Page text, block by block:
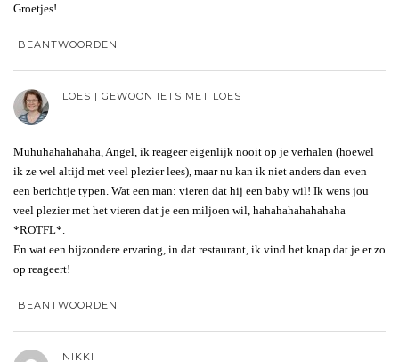
Groetjes!
BEANTWOORDEN
LOES | GEWOON IETS MET LOES
Muhuhahahahaha, Angel, ik reageer eigenlijk nooit op je verhalen (hoewel
ik ze wel altijd met veel plezier lees), maar nu kan ik niet anders dan even
een berichtje typen. Wat een man: vieren dat hij een baby wil! Ik wens jou
veel plezier met het vieren dat je een miljoen wil, hahahahahahahaha
*ROTFL*.
En wat een bijzondere ervaring, in dat restaurant, ik vind het knap dat je er zo
op reageert!
BEANTWOORDEN
NIKKI